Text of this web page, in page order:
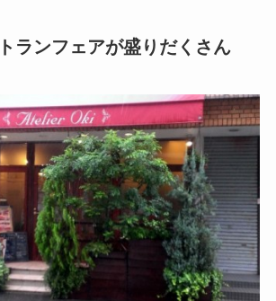
ランフェアが盛りだくさん